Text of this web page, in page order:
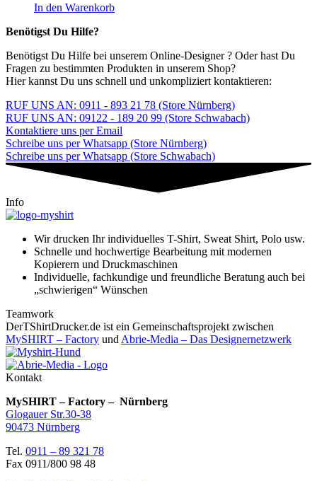
In den Warenkorb
Benötigst Du Hilfe?
Benötigst Du Hilfe bei unserem Online-Designer ? Oder hast Du
Fragen zu bestimmten Produkten in unserem Shop?
Hier kannst Du uns schnell und unkompliziert kontaktieren:
RUF UNS AN: 0911 - 893 21 78 (Store Nürnberg)
RUF UNS AN: 09122 - 189 20 99 (Store Schwabach)
Kontaktiere uns per Email
Schreibe uns per Whatsapp (Store Nürnberg)
Schreibe uns per Whatsapp (Store Schwabach)
Info
Wir drucken Ihr individuelles T-Shirt, Sweat Shirt, Polo usw.
Schnelle und hochwertige Bearbeitung mit modernen
Kopierern und Druckmaschinen
Individuelle, fachkundige und freundliche Beratung auch bei
„schwierigen“ Wünschen
Teamwork
DerTShirtDrucker.de ist ein Gemeinschaftsprojekt zwischen
MySHIRT – Factory und Abrie-Media – Das Designernetzwerk
Kontakt
MySHIRT – Factory – Nürnberg
Glogauer Str.30-38
90473 Nürnberg
Tel. 0911 – 89 321 78
Fax 0911/800 98 48